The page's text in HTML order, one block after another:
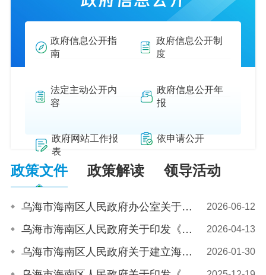
政府信息公开指
南
政府信息公开制
度
法定主动公开内
容
政府信息公开年
报
政府网站工作报
表
依申请公开
政策文件 政策解读 领导活动
乌海市海南区人民政府办公室关于印发《海南区人才公寓管理方案（试行）》的通知 2026-06-12
乌海市海南区人民政府关于印发《乌海市海南区人民政府工作规则（试行）》的通知 2026-04-13
乌海市海南区人民政府关于建立海南区非煤矿山行业管理协调工作机制的通知 2026-01-30